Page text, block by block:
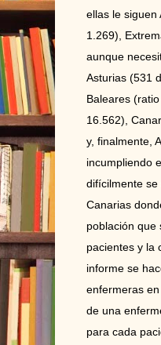
ellas le
1.269),
aunque
Asturias (531
Baleares
16.562),
y, finalmente,
incumpliendo
difícilmente
Canarias
población que
pacientes y la
informe se
enfermeras
de una
para cada